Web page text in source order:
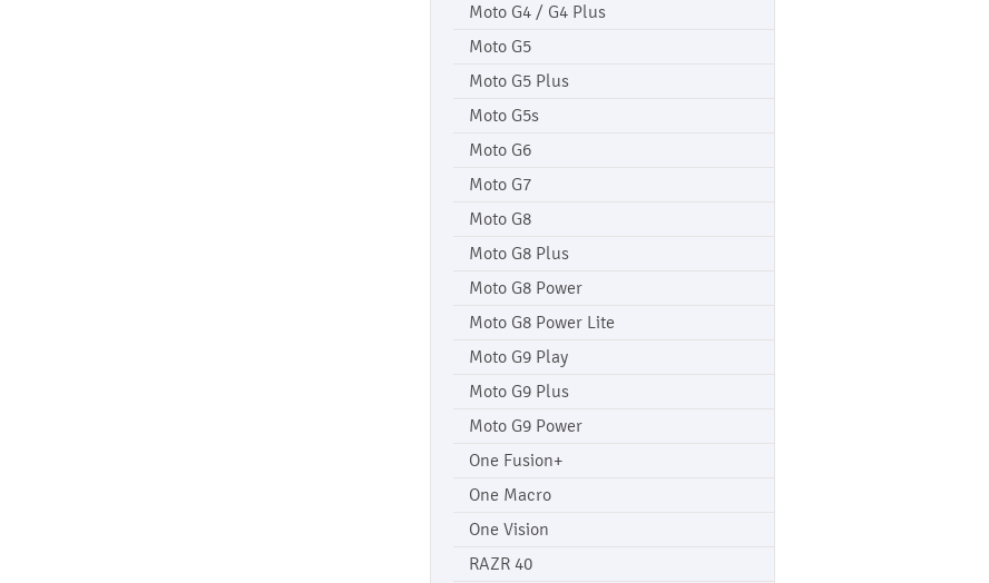
Moto G4 / G4 Plus
Moto G5
Moto G5 Plus
Moto G5s
Moto G6
Moto G7
Moto G8
Moto G8 Plus
Moto G8 Power
Moto G8 Power Lite
Moto G9 Play
Moto G9 Plus
Moto G9 Power
One Fusion+
One Macro
One Vision
RAZR 40